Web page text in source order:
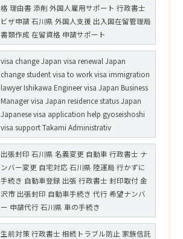
格 理由書 添削 外国人雇用サポート 行政書士
ビザ申請 石川県 外国人支援 出入国在留管理局
書類作成 在留資格 申請サポート
visa change Japan visa renewal Japan
change student visa to work visa immigration
lawyer Ishikawa Engineer visa Japan Business
Manager visa Japan residence status Japan
Japanese visa application help gyoseishoshi
visa support Takami Administrativ
出張封印 石川県 名義変更 自動車 行政書士 ナ
ンバー変更 自宅対応 石川県 陸運局 行かずに
手続き 自動車登録 出張 行政書士 封印取付 金
沢市 出張封印 自動車手続き 代行 希望ナンバ
ー 申請代行 石川県 車の手続き
生前対策 行政書士 相続トラブル防止 家族信託